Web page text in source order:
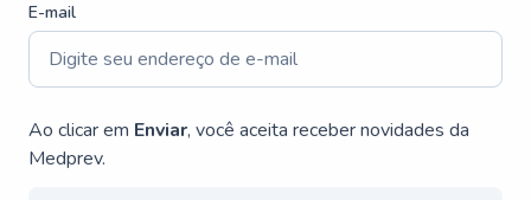
E-mail
Ao clicar em Enviar, você aceita receber novidades da
Medprev.